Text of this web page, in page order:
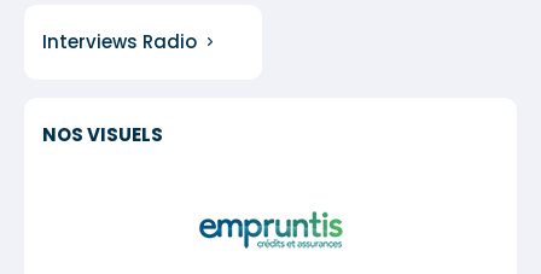
Interviews Radio
NOS VISUELS